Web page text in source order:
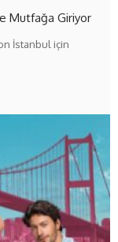
Mutfağa Giriyor
İstanbul için